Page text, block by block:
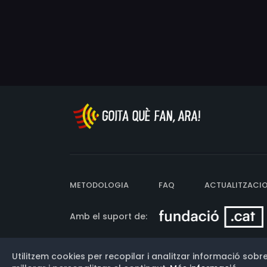
METODOLOGIA FAQ
Amb el suport de:
Versió: 3.13.0.202607011342
Utilitzem cookies per recopilar i analitzar informació